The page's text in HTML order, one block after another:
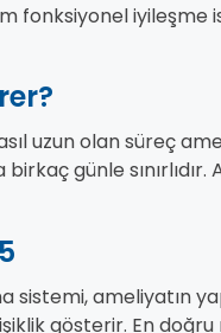
fonksiyonel iyileşme
uzun olan süreç
günle
sistemi, ameliyatın
gösterir. En doğru